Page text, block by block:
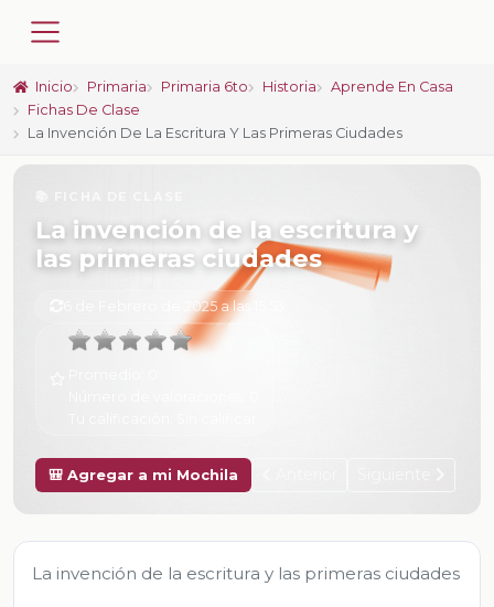
Inicio Primaria Primaria 6to Historia
Aprende En Casa
Fichas De Clase
La Invención De La Escritura Y Las Primeras Ciudades
La invención de la escritura y
las primeras ciudades
6 de Febrero de 2025 a las 15:53
🎒 Agregar a mi Mochila
La invención de la escritura y las primeras ciudades